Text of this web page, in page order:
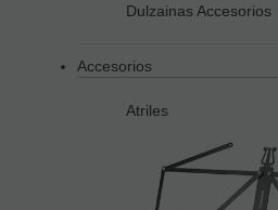
Dulzainas Accesorios
Accesorios
Atriles